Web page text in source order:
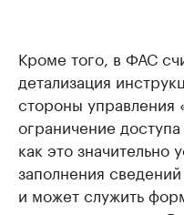
Кроме того, в ФАС
детализация
стороны управления
ограничение
как это значительно
заполнения
и может служить